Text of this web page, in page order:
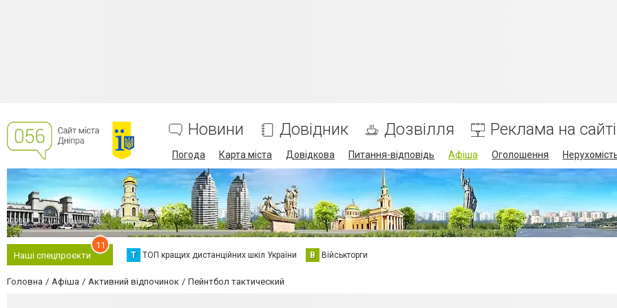
Новини Довідник Дозвілля Реклама на сайті
Погода Карта міста Довідкова Питання-відповідь Афіша Оголошення
Наші спецпроєкти
11
Т ТОП кращих дистанційних шкіл України В Військторги
Головна Афіша Активний відпочинок Пейнтбол тактический